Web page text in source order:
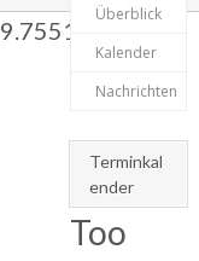
9.755136
Überblick
Kalender
Nachrichten
Terminkal
ender
Too